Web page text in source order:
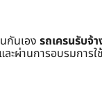
กันเอง รถเครนรับจ้
ผ่านการอบรมการใ